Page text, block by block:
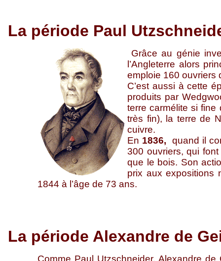
La période Paul
Grâce au génie
l’Angleterre alors
emploie 160 ouvriers
C’est aussi à cette
produits par
terre carmélite si fine
très fin), la terre de
cuivre.
En 1836, quand il
300 ouvriers, qui
que le bois. Son
prix aux expositions
1844 à l’âge de 73 ans.
La période Alexandre de
Comme Paul Utzschneider, Alexandre